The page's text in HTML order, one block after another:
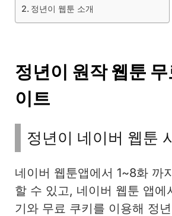
정년이 웹툰 소개
정년이 원작 웹툰
이트
정년이 네이버 웹툰
네이버 웹툰앱에서 1~8화 까
할 수 있고, 네이버 웹툰 앱에
기와 무료 쿠키를 이용해 정